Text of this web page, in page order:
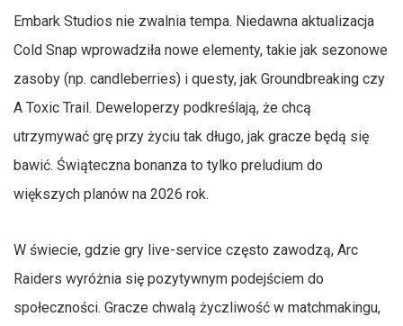
Embark Studios nie zwalnia tempa. Niedawna aktualizacja
Cold Snap wprowadziła nowe elementy, takie jak sezonowe
zasoby (np. candleberries) i questy, jak Groundbreaking czy
A Toxic Trail. Deweloperzy podkreślają, że chcą
utrzymywać grę przy życiu tak długo, jak gracze będą się
bawić. Świąteczna bonanza to tylko preludium do
większych planów na 2026 rok.
W świecie, gdzie gry live-service często zawodzą, Arc
Raiders wyróżnia się pozytywnym podejściem do
społeczności. Gracze chwalą życzliwość w matchmakingu,